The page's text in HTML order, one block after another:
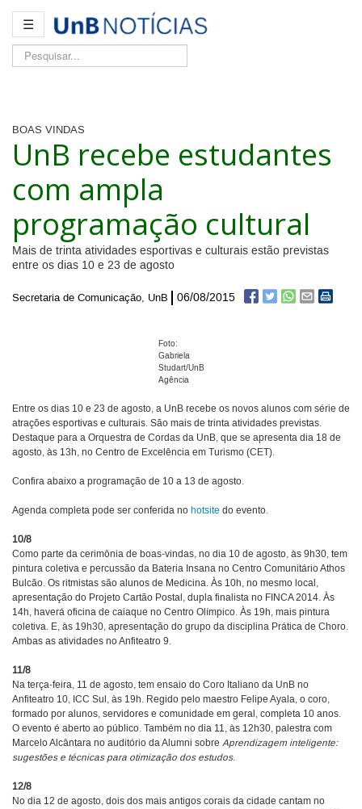
☰
Pesquisar...
BOAS VINDAS
UnB recebe estudantes
com ampla
programação cultural
Mais de trinta atividades esportivas e culturais estão previstas
entre os dias 10 e 23 de agosto
Secretaria de Comunicação, UnB 06/08/2015
Foto:
Gabriela
Studart/UnB
Agência
Entre os dias 10 e 23 de agosto, a UnB recebe os novos alunos com série de
atrações esportivas e culturais. São mais de trinta atividades previstas.
Destaque para a Orquestra de Cordas da UnB, que se apresenta dia 18 de
agosto, às 13h, no Centro de Excelência em Turismo (CET).
Confira abaixo a programação de 10 a 13 de agosto.
Agenda completa pode ser conferida no hotsite do evento.
10/8
Como parte da cerimônia de boas-vindas, no dia 10 de agosto, às 9h30, tem
pintura coletiva e percussão da Bateria Insana no Centro Comunitário Athos
Bulcão. Os ritmistas são alunos de Medicina. Às 10h, no mesmo local,
apresentação do Projeto Cartão Postal, dupla finalista no FINCA 2014. Às
14h, haverá oficina de caiaque no Centro Olímpico. Às 19h, mais pintura
coletiva. E, às 19h30, apresentação do grupo da disciplina Prática de Choro.
Ambas as atividades no Anfiteatro 9.
11/8
Na terça-feira, 11 de agosto, tem ensaio do Coro Italiano da UnB no
Anfiteatro 10, ICC Sul, às 19h. Regido pelo maestro Felipe Ayala, o coro,
formado por alunos, servidores e comunidade em geral, completa 10 anos.
O evento é aberto ao público. Também no dia 11, às 12h30, palestra com
Marcelo Alcântara no auditório da Alumni sobre Aprendizagem inteligente:
sugestões e técnicas para otimização dos estudos.
12/8
No dia 12 de agosto, dois dos mais antigos corais da cidade cantam no